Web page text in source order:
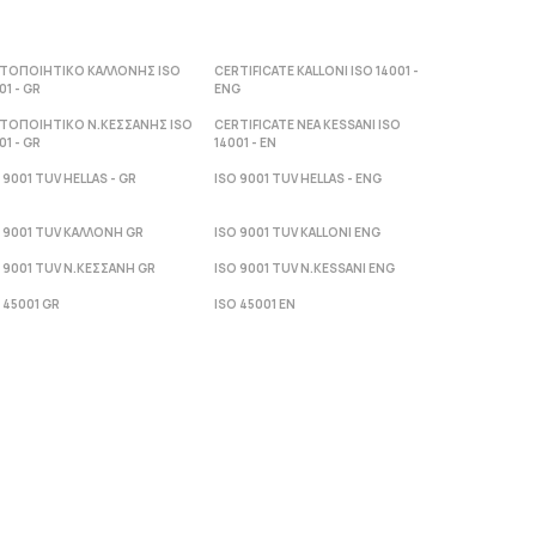
ΚΑΛΛΟΝΗΣ ISO
- GR
CERTIFICATE KALLONI ISO 14001 -
ENG
Ν.ΚΕΣΣΑΝΗΣ ISO
- GR
CERTIFICATE NEA KESSANI ISO
14001 - ΕΝ
TUV HELLAS - GR ISO 9001 TUV HELLAS - ENG
9001 TUV ΚΑΛΛΟΝΗ GR ISO 9001 TUV KALLONI ENG
9001 TUV Ν.ΚΕΣΣΑΝΗ GR ISO 9001 TUV N.KESSANI ENG
GR ISO 45001 EN